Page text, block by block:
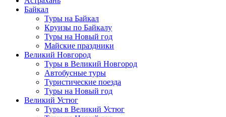
Байкал
Туры на Байкал
Круизы по Байкалу
Туры на Новый год
Майские праздники
Великий Новгород
Туры в Великий Новгород
Автобусные туры
Туристические поезда
Туры на Новый год
Великий Устюг
Туры в Великий Устюг